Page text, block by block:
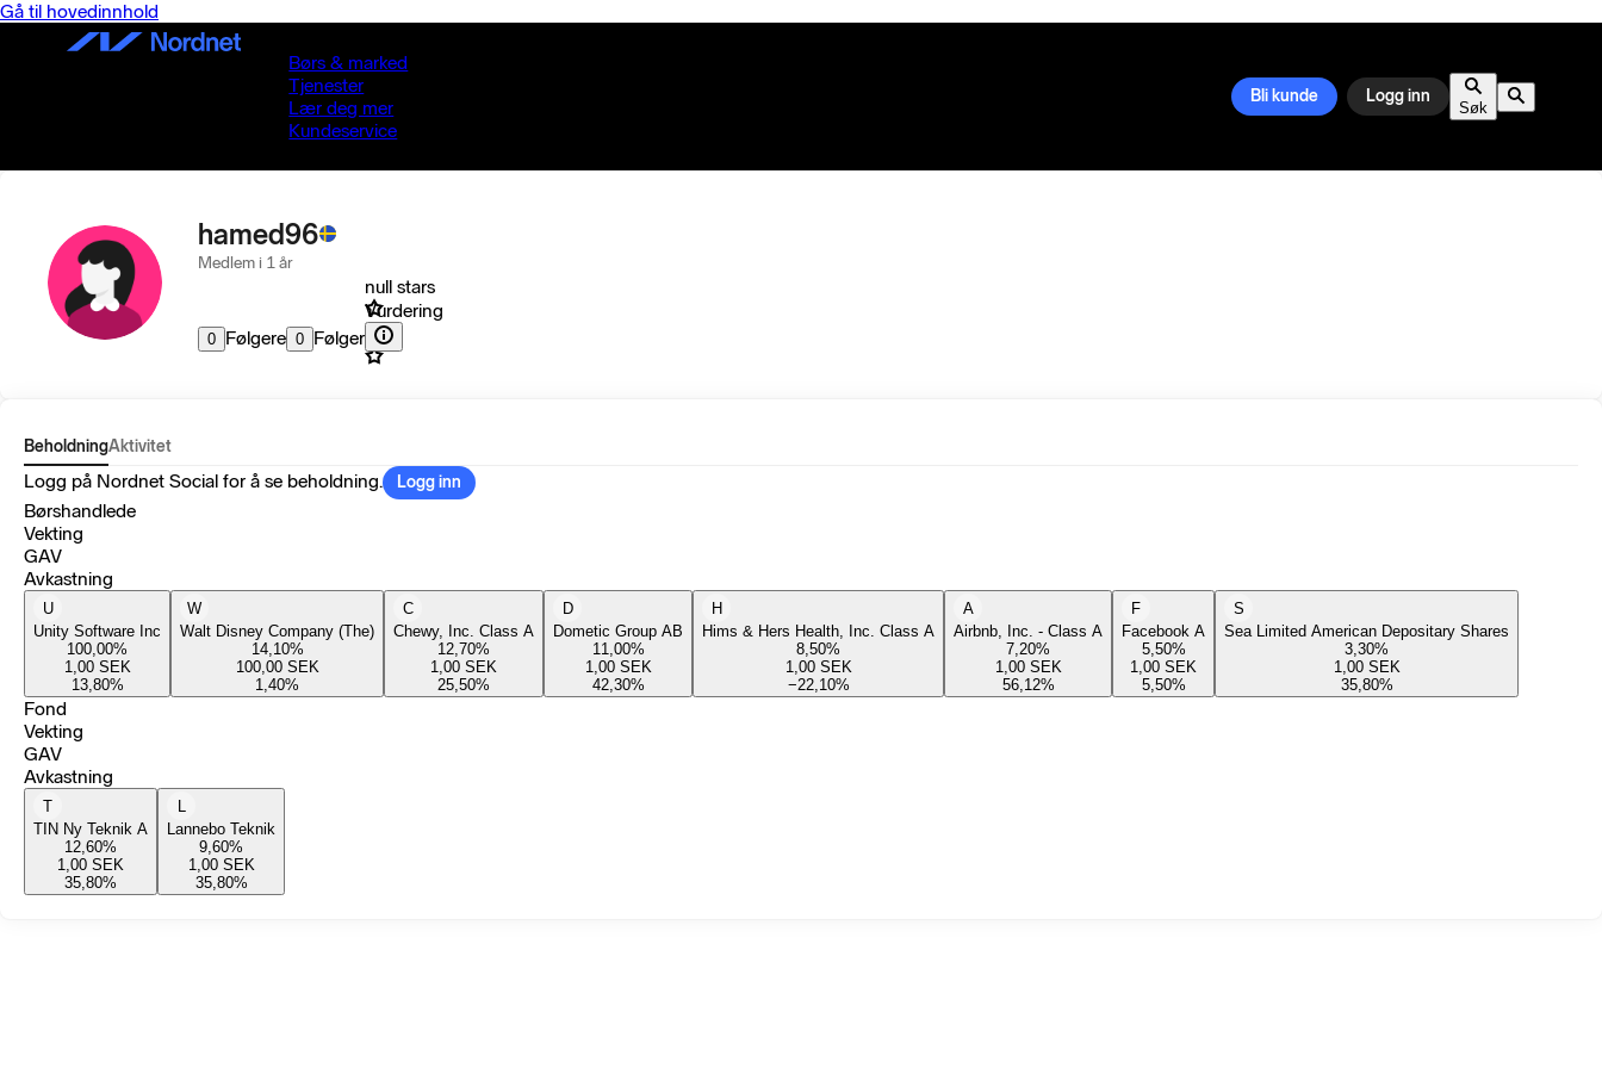
Gå til hovedinnhold
Børs & marked
Tjenester
Lær deg mer
Kundeservice
Bli kunde Logg inn
Søk
hamed96
Medlem i 1 år
0 Følgere 0 Følger
null stars
Vurdering
BeholdningAktivitet
Logg på Nordnet Social for å se beholdning. Logg inn
Børshandlede
Vekting
GAV
Avkastning
U
Unity Software Inc
100,00%
1,00 SEK
13,80%
W
Walt Disney Company (The)
14,10%
100,00 SEK
1,40%
C
Chewy, Inc. Class A
12,70%
1,00 SEK
25,50%
D
Dometic Group AB
11,00%
1,00 SEK
42,30%
H
Hims & Hers Health, Inc. Class A
8,50%
1,00 SEK
−22,10%
A
Airbnb, Inc. - Class A
7,20%
1,00 SEK
56,12%
F
Facebook A
5,50%
1,00 SEK
5,50%
S
Sea Limited American Depositary Shares
3,30%
1,00 SEK
35,80%
Fond
Vekting
GAV
Avkastning
T
TIN Ny Teknik A
12,60%
1,00 SEK
35,80%
L
Lannebo Teknik
9,60%
1,00 SEK
35,80%